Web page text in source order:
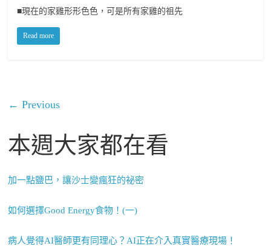
■現在的家雞形形色色，可是所有家雞的祖先
Read more
← Previous
本週大家都在看
加一點鹽巴，讓沙士變瘋狂的祕密
如何選擇Good Energy食物！(一)
病人覺得AI醫師更有同理心？AI正在介入真實醫療現場！